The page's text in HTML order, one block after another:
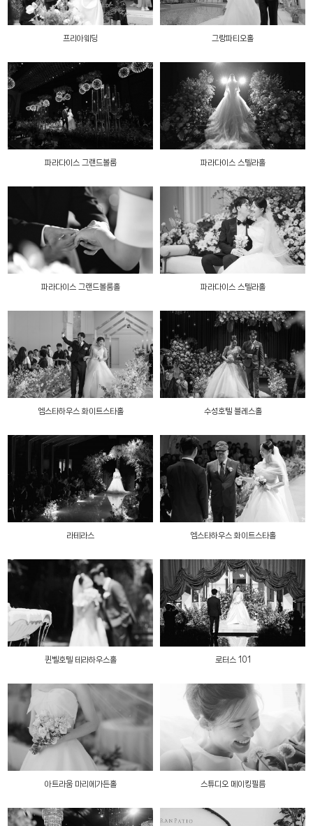
프리아웨딩 그랑파티오홀
파라다이스 그랜드볼룸 파라다이스 스텔라홀
파라다이스 그랜드볼룸홀 파라다이스 스텔라홀
엠스타하우스 화이트스타홀 수성호텔 블레스홀
라테라스 엠스타하우스 화이트스타홀
퀸벨호텔 테라하우스홀 로터스 101
아트라움 마리에가든홀 스튜디오 메이킹필름